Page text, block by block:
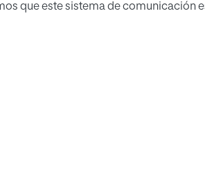
que este sistema de comunicación
extranjera. Con este trabajo, por
de los alumnos y las destrezas
de una reflexión sobre la
de la comunicación no verbal
para plantear una propuesta